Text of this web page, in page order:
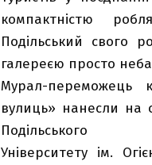
компактністю
Подільський свого
галереєю просто
Мурал-переможець
вулиць» нанесли на
Подільського
Університету ім.